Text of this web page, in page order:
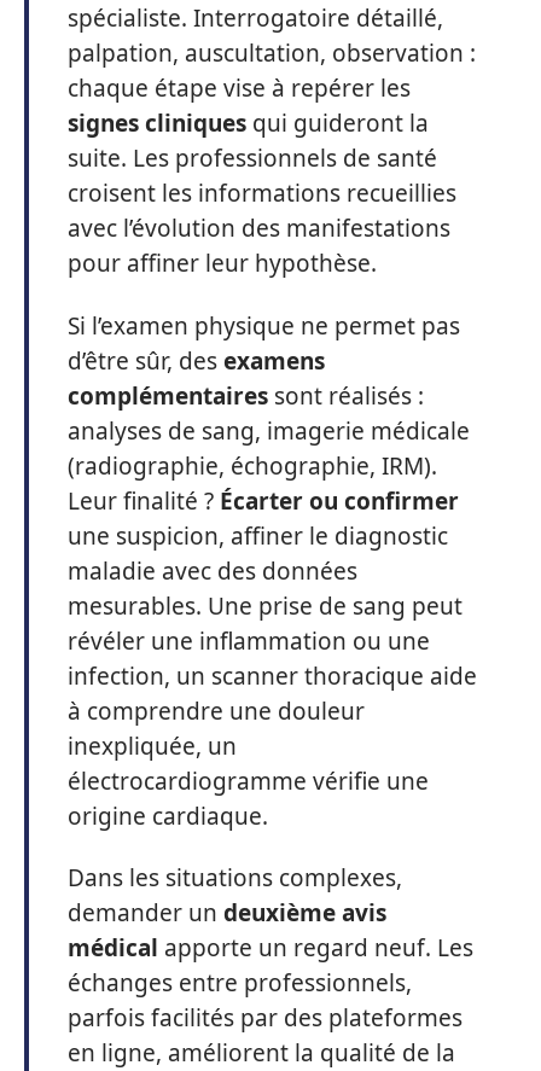
spécialiste. Interrogatoire détaillé,
palpation, auscultation, observation :
chaque étape vise à repérer les
signes cliniques qui guideront la
suite. Les professionnels de santé
croisent les informations recueillies
avec l’évolution des manifestations
pour affiner leur hypothèse.
Si l’examen physique ne permet pas
d’être sûr, desexamens
complémentaires sont réalisés :
analyses de sang, imagerie médicale
(radiographie, échographie, IRM).
Leur finalité ? Écarter ou confirmer
une suspicion, affiner le diagnostic
maladie avec des données
mesurables. Une prise de sang peut
révéler une inflammation ou une
infection, un scanner thoracique aide
à comprendre une douleur
inexpliquée, un
électrocardiogramme vérifie une
origine cardiaque.
Dans les situations complexes,
demander un deuxième avis
médical apporte un regard neuf. Les
échanges entre professionnels,
parfois facilités par des plateformes
en ligne, améliorent la qualité de la